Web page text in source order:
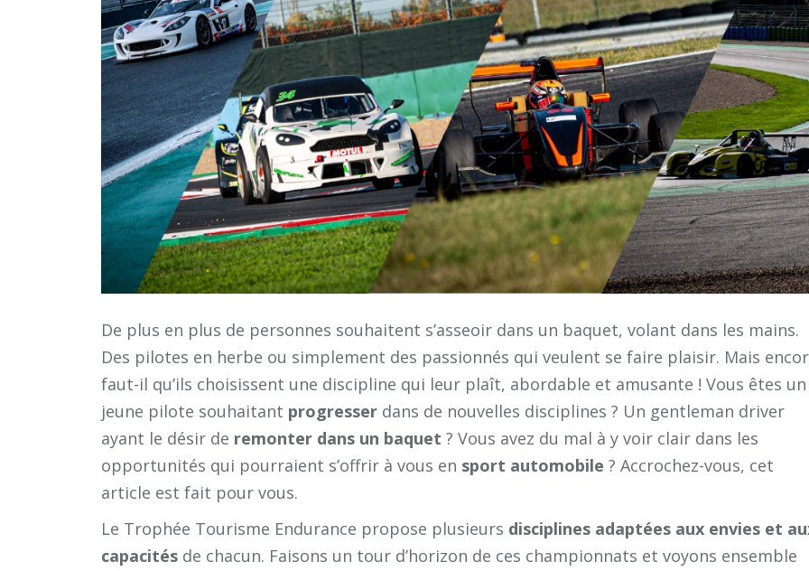
De plus en plus de personnes souhaitent s’asseoir dans un baquet, volant dans les mains.
Des pilotes en herbe ou simplement des passionnés qui veulent se faire plaisir. Mais
faut-il qu’ils choisissent une discipline qui leur plaît, abordable et amusante ! Vous êtes un
jeune pilote souhaitant progresser dans de nouvelles disciplines ? Un gentleman driver
ayant le désir de remonter dans un baquet ? Vous avez du mal à y voir clair dans les
opportunités qui pourraient s’offrir à vous en sport automobile ? Accrochez-vous, cet
article est fait pour vous.
Le Trophée Tourisme Endurance propose plusieurs disciplines adaptées aux envies et
capacités de chacun. Faisons un tour d’horizon de ces championnats et voyons ensemble